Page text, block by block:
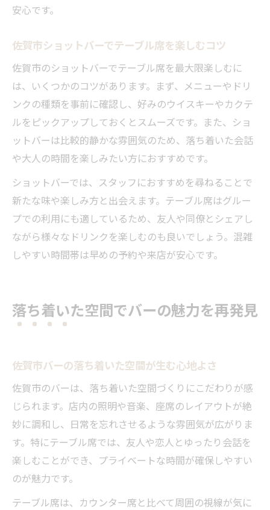
安心です。
佐賀市ショットバーでテーブル席を楽しむコツ
佐賀市のショットバーでテーブル席を最大限楽しむに
は、いくつかのコツがあります。まず、メニューやドリ
ンクの種類を事前に確認し、好みのウイスキーやカクテ
ルをピックアップしておくとスムーズです。また、ショ
ットバーは比較的静かな雰囲気のため、落ち着いた会話
や大人の時間を楽しみたい方におすすめです。
ショットバーでは、スタッフにおすすめを尋ねることで
新たな味や楽しみ方と出会えます。テーブル席はグルー
プでの利用にも適しているため、友人や同僚とシェアし
ながら様々なドリンクを楽しむのも良いでしょう。混雑
しやすい時間帯は早めの予約や来店が安心です。
落ち着いた空間でバーの魅力を再発見
佐賀市バーの落ち着いた空間が生む心地よさ
佐賀市のバーは、落ち着いた空間づくりにこだわりが感
じられます。店内の照明や音楽、座席のレイアウトが絶
妙に調和し、日常を忘れさせるような雰囲気が広がりま
す。特にテーブル席では、友人や恋人とゆったり会話を
楽しむことができ、プライベートな時間が確保しやすい
のが魅力です。
テーブル席は、カウンター席と比べて周囲の視線が気に